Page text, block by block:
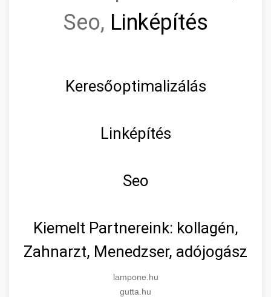
Seo, Linképítés
Keresőoptimalizálás
Linképítés
Seo
Kiemelt Partnereink: kollagén,
Zahnarzt, Menedzser, adójogász
lampone.hu
gutta.hu